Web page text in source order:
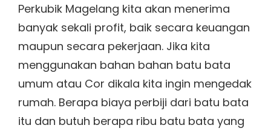
Perkubik Magelang kita akan menerima
banyak sekali profit, baik secara keuangan
maupun secara pekerjaan. Jika kita
menggunakan bahan bahan batu bata
umum atau Cor dikala kita ingin mengedak
rumah. Berapa biaya perbiji dari batu bata
itu dan butuh berapa ribu batu bata yang